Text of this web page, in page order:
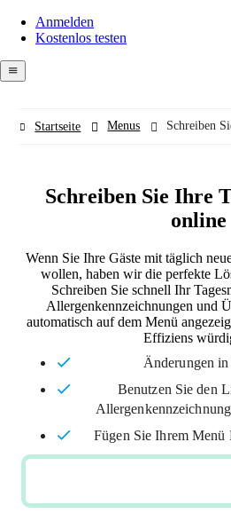
Menutech
navigation
Anmelden
Kostenlos testen
menu
Startseite Menus Schreiben
Schreiben Sie Ihre
online
Wenn Sie Ihre Gäste mit täglich
wollen, haben wir die perfekte
Schreiben Sie schnell Ihr
Allergenkennzeichnungen und
automatisch auf dem Menü
Effiziens
Änderungen
Benutzen Sie den
Fügen Sie Ihrem Menü